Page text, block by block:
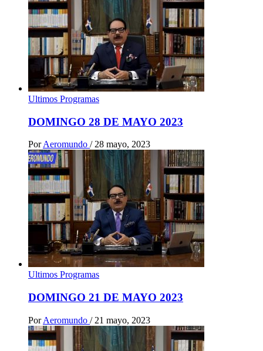
Ultimos Programas
DOMINGO 28 DE MAYO 2023
Por Aeromundo / 28 mayo, 2023
Ultimos Programas
DOMINGO 21 DE MAYO 2023
Por Aeromundo / 21 mayo, 2023